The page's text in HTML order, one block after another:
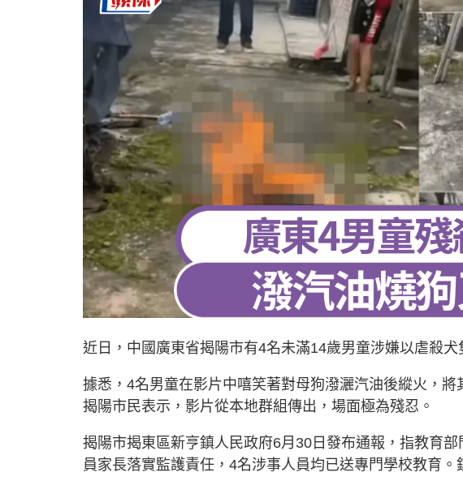
近日，中國廣東省揭陽市有4名未滿14歲男童涉嫌以虐殺犬
據悉，4名男童在影片中嘻笑著對母狗潑灑汽油後縱火，
揭陽市民表示，影片從本地群組傳出，場面極為殘忍。
揭陽市揭東區新亨鎮人民政府6月30日發布通報，指教育
員家長落實監護責任，4名涉事人員均已送專門學校教育